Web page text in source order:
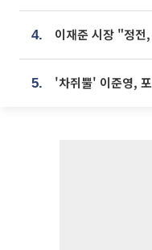
4.
5.